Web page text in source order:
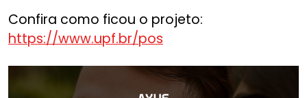
Confira como ficou o projeto:
https://www.upf.br/pos